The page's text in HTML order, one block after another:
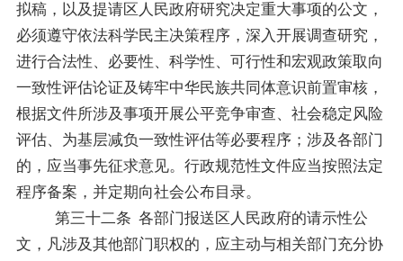
拟稿，以及提请区人民政府研究决定重大事项的公文，
必须遵守依法科学民主决策程序，深入开展调查研究，
进行合法性、必要性、科学性、可行性和宏观政策取向
一致性评估论证及铸牢中华民族共同体意识前置审核，
根据文件所涉及事项开展公平竞争审查、社会稳定风险
评估、为基层减负一致性评估等必要程序；涉及各部门
的，应当事先征求意见。行政规范性文件应当按照法定
程序备案，并定期向社会公布目录。
第三十二条 各部门报送区人民政府的请示性公
文，凡涉及其他部门职权的，应主动与相关部门充分协